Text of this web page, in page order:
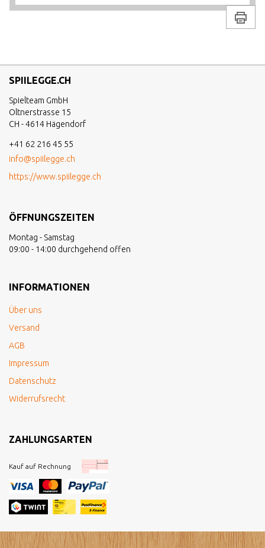
SPIILEGGE.CH
Spielteam GmbH
Oltnerstrasse 15
CH - 4614 Hägendorf
+41 62 216 45 55
info@spiilegge.ch
https://www.spiilegge.ch
ÖFFNUNGSZEITEN
Montag - Samstag
09:00 - 14:00 durchgehend offen
INFORMATIONEN
Über uns
Versand
AGB
Impressum
Datenschutz
Widerrufsrecht
ZAHLUNGSARTEN
Kauf auf Rechnung